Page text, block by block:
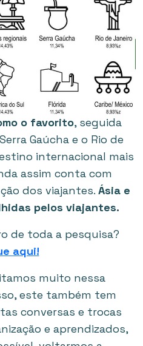
o favorito, seguida
Gaúcha e o Rio de
internacional mais
assim conta com
dos viajantes. Ásia e
pelos viajantes.
de toda a pesquisa?
aqui!
muito nessa
este também tem
conversas e trocas
e aprendizados,